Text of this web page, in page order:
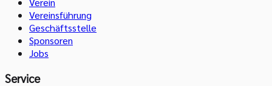
Vereinsführung
Geschäftsstelle
Sponsoren
Jobs
Service